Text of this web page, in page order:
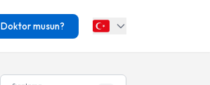
Doktor musun?